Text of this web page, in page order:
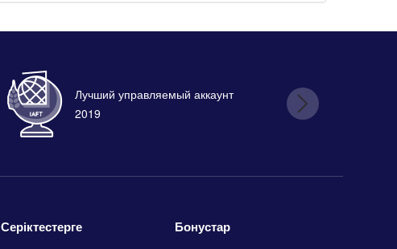
Лучший управляемый аккаунт
2019
Серіктестерге Бонустар